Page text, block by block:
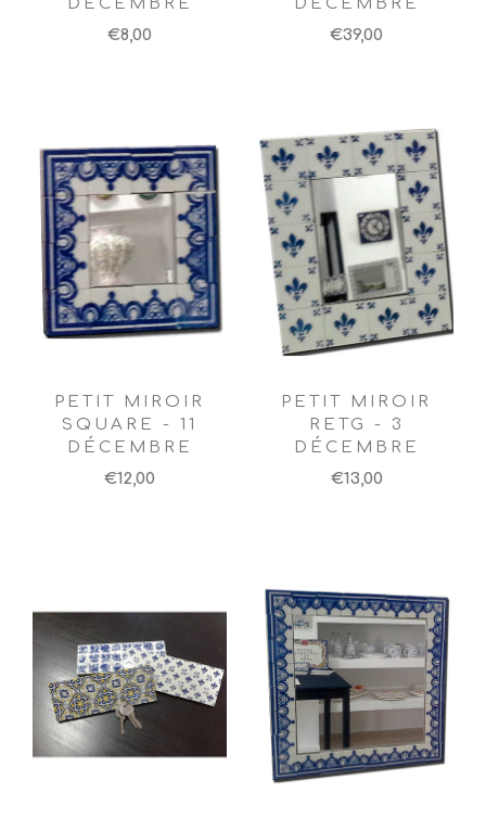
€8,00
€39,00
PETIT MIROIR
SQUARE - 11
DÉCEMBRE
€12,00
PETIT MIROIR
RETG - 3
DÉCEMBRE
€13,00